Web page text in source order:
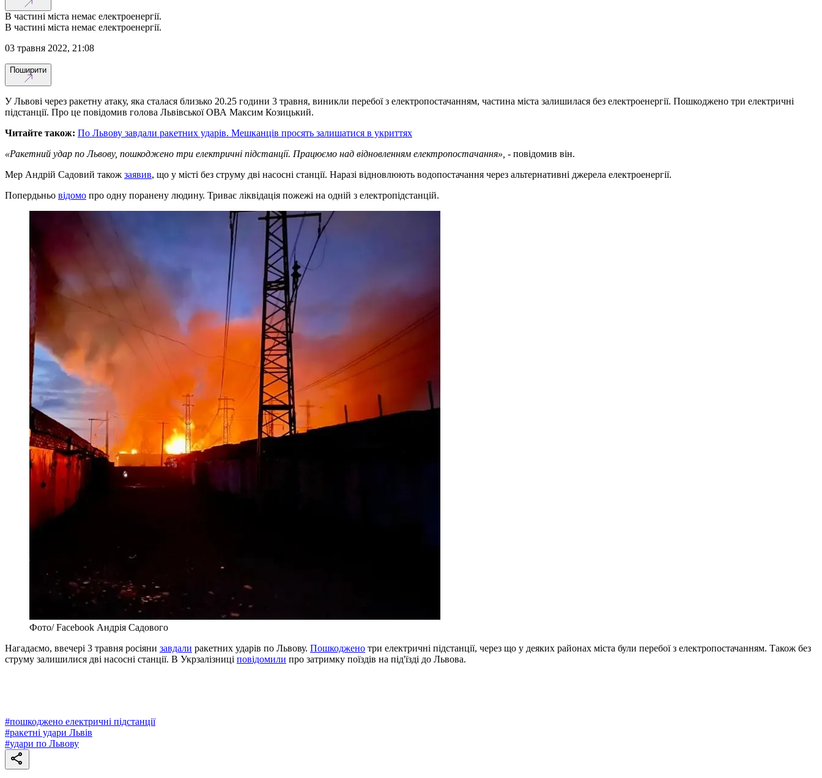
В частині міста немає електроенергії.
В частині міста немає електроенергії.
03 травня 2022, 21:08
Поширити
У Львові через ракетну атаку, яка сталася близько 20.25 години 3 травня, виникли перебої з електропостачанням, частина міста залишилася без електроенергії. Пошкоджено три електричні
підстанції. Про це повідомив голова Львівської ОВА Максим Козицький.
Читайте також: По Львову завдали ракетних ударів. Мешканців просять залишатися в укриттях
«Ракетний удар по Львову, пошкоджено три електричні підстанції. Працюємо над відновленням електропостачання», - повідомив він.
Мер Андрій Садовий також заявив, що у місті без струму дві насосні станції. Наразі відновлюють водопостачання через альтернативні джерела електроенергії.
Попердьньо відомо про одну поранену людину. Триває ліквідація пожежі на одній з електропідстанцій.
Фото/ Facebook Андрія Садового
Нагадаємо, ввечері 3 травня росіяни завдали ракетних ударів по Львову. Пошкоджено три електричні підстанції, через що у деяких районах міста були перебої з електропостачанням. Також без
струму залишилися дві насосні станції. В Укрзалізниці повідомили про затримку поїздів на під'їзді до Львова.
#пошкоджено електричні підстанції
#ракетні удари Львів
#удари по Львову